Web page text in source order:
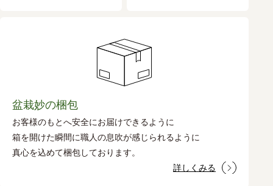
盆栽妙の梱包
お客様のもとへ安全にお届けできるように
箱を開けた瞬間に職人の息吹が感じられるように
真心を込めて梱包しております。
詳しくみる